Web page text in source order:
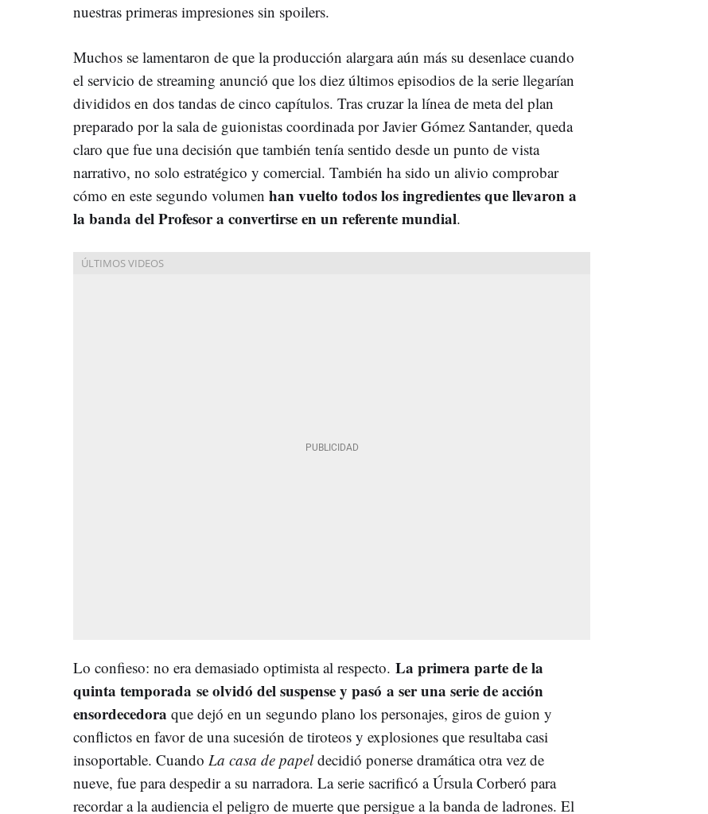
nuestras primeras impresiones sin spoilers.
Muchos se lamentaron de que la producción alargara aún más su desenlace cuando
el servicio de streaming anunció que los diez últimos episodios de la serie llegarían
divididos en dos tandas de cinco capítulos. Tras cruzar la línea de meta del plan
preparado por la sala de guionistas coordinada por Javier Gómez Santander, queda
claro que fue una decisión que también tenía sentido desde un punto de vista
narrativo, no solo estratégico y comercial. También ha sido un alivio comprobar
cómo en este segundo volumen han vuelto todos los ingredientes que llevaron a
la banda del Profesor a convertirse en un referente mundial.
Lo confieso: no era demasiado optimista al respecto. La primera parte de la
quinta temporada se olvidó del suspense y pasó a ser una serie de acción
ensordecedora que dejó en un segundo plano los personajes, giros de guion y
conflictos en favor de una sucesión de tiroteos y explosiones que resultaba casi
insoportable. Cuando La casa de papeldecidió ponerse dramática otra vez de
nueve, fue para despedir a su narradora. La serie sacrificó a Úrsula Corberó para
recordar a la audiencia el peligro de muerte que persigue a la banda de ladrones. El